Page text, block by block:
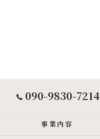
090-9830-7214
事業内容